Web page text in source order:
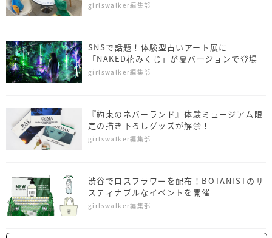
girlswalker編集部
SNSで話題！体験型占いアート展に
「NAKED花みくじ」が夏バージョンで登場
girlswalker編集部
『約束のネバーランド』体験ミュージアム限
定の描き下ろしグッズが解禁！
girlswalker編集部
渋谷でロスフラワーを配布！BOTANISTのサ
スティナブルなイベントを開催
girlswalker編集部